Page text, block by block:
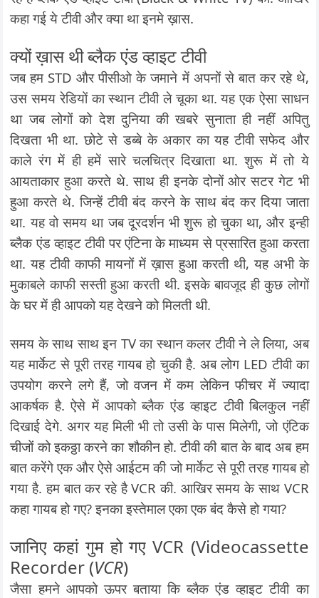
कहा गई ये टीवी और क्या था इनमे ख़ास.
क्यों ख़ास थी ब्लैक एंड व्हाइट टीवी
जब हम STD और पीसीओ के जमाने में अपनों से बात कर रहे थे,
उस समय रेडियों का स्थान टीवी ले चूका था. यह एक ऐसा साधन
था जब लोगों को देश दुनिया की खबरे सुनाता ही नहीं अपितु
दिखता भी था. छोटे से डब्बे के अकार का यह टीवी सफेद और
काले रंग में ही हमें सारे चलचित्र दिखाता था. शुरू में तो ये
आयताकार हुआ करते थे. साथ ही इनके दोनों ओर सटर गेट भी
हुआ करते थे. जिन्हें टीवी बंद करने के साथ बंद कर दिया जाता
था. यह वो समय था जब दूरदर्शन भी शुरू हो चुका था, और इन्ही
ब्लैक एंड व्हाइट टीवी पर एंटिना के माध्यम से प्रसारित हुआ करता
था. यह टीवी काफी मायनों में ख़ास हुआ करती थी, यह अभी के
मुकाबले काफी सस्ती हुआ करती थी. इसके बावजूद ही कुछ लोगों
के घर में ही आपको यह देखने को मिलती थी.
समय के साथ साथ इन TV का स्थान कलर टीवी ने ले लिया, अब
यह मार्केट से पूरी तरह गायब हो चुकी है. अब लोग LED टीवी का
उपयोग करने लगे हैं, जो वजन में कम लेकिन फीचर में ज्यादा
आकर्षक है. ऐसे में आपको ब्लैक एंड व्हाइट टीवी बिलकुल नहीं
दिखाई देगे. अगर यह मिली भी तो उसी के पास मिलेगी, जो एंटिक
चीजों को इकठ्ठा करने का शौकीन हो. टीवी की बात के बाद अब हम
बात करेंगे एक और ऐसे आईटम की जो मार्केट से पूरी तरह गायब हो
गया है. हम बात कर रहे है VCR की. आखिर समय के साथ VCR
कहा गायब हो गए? इनका इस्तेमाल एका एक बंद कैसे हो गया?
जानिए कहां गुम हो गए VCR (Videocassette
Recorder (VCR)
जैसा हमने आपको ऊपर बताया कि ब्लैक एंड व्हाइट टीवी का